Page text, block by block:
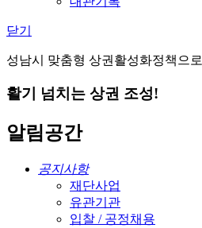
닫기
성남시 맞춤형 상권활성화정책으로
활기 넘치는 상권 조성!
알림공간
공지사항
재단사업
유관기관
입찰 / 공정채용